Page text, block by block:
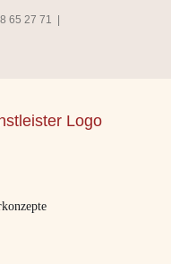
65 27 71